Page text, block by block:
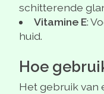
schitterende
Vitamine E:
huid.
Hoe
Het gebruik van